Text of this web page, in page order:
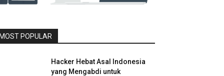
POPULAR
Hacker Hebat Asal Indonesia
yang Mengabdi untuk